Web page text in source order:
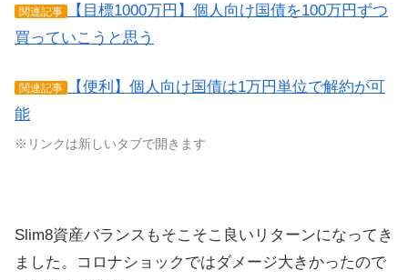
関連記事
【目標1000万円】個人向け国債を100万円ずつ
買っていこうと思う
関連記事
【便利】個人向け国債は1万円単位で解約が可
能
※リンクは新しいタブで開きます
Slim8資産バランスもそこそこ良いリターンになってき
ました。コロナショックではダメージ大きかったので